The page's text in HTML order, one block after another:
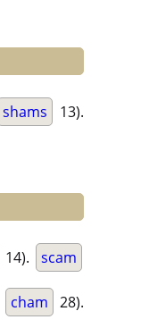
shams 13).
14). scam
cham 28).